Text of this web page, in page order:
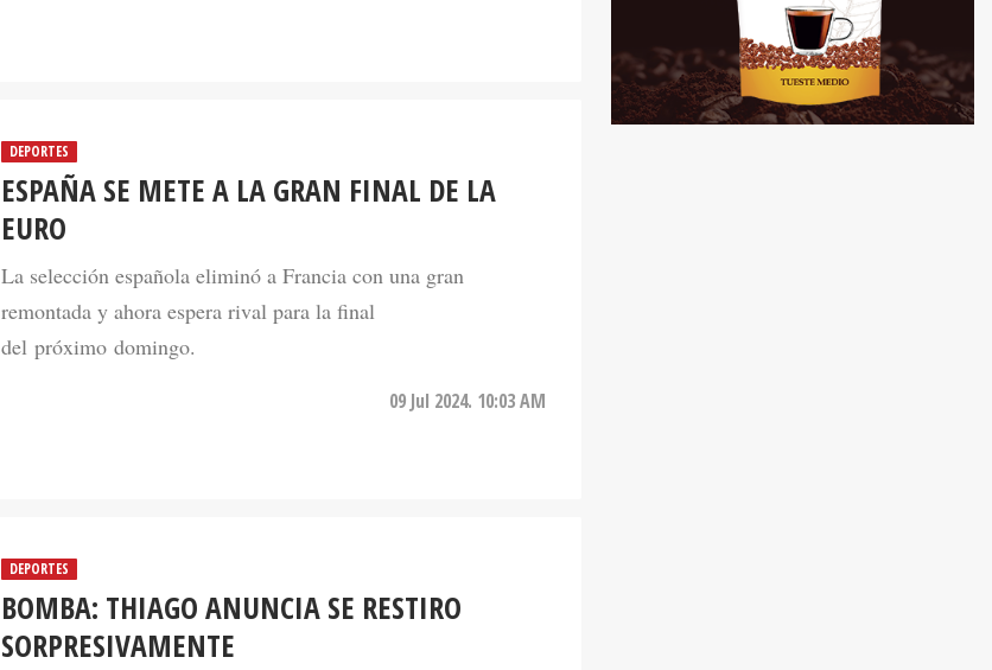
DEPORTES
ESPAÑA SE METE A LA GRAN FINAL DE LA
EURO
La selección española eliminó a Francia con una gran
remontada y ahora espera rival para la final
del próximo domingo.
09 Jul 2024. 10:03 AM
DEPORTES
BOMBA: THIAGO ANUNCIA SE RESTIRO
SORPRESIVAMENTE